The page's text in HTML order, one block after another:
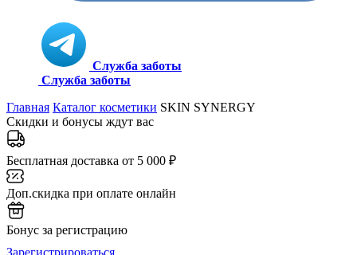
Служба заботы
Служба заботы
Главная Каталог косметики SKIN SYNERGY
Скидки и бонусы ждут вас
Бесплатная доставка от 5 000 ₽
Доп.скидка при оплате онлайн
Бонус за регистрацию
Зарегистрироваться